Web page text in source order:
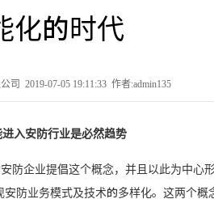
化的时代
司 2019-07-05 19:11:33 作者:admin135
入安防行业是必然趋势
防企业提倡这个概念，并且以此为中心
防业务模式及技术的多样化。这两个